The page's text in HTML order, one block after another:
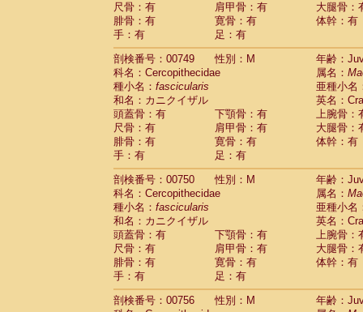
尺骨：有
肩甲骨：有
大腿骨：
腓骨：有
寛骨：有
体幹：有
手：有
足：有
剖検番号：00749
性別：M
年齢：
科名：Cercopithecidae
属名：
種小名： fascicularis
亜種小名
和名：カニクイザル
英名：
頭蓋骨：有
下顎骨：有
上腕骨：
尺骨：有
肩甲骨：有
大腿骨：
腓骨：有
寛骨：有
体幹：有
手：有
足：有
剖検番号：00750
性別：M
年齢：
科名：Cercopithecidae
属名：
種小名： fascicularis
亜種小名
和名：カニクイザル
英名：
頭蓋骨：有
下顎骨：有
上腕骨：
尺骨：有
肩甲骨：有
大腿骨：
腓骨：有
寛骨：有
体幹：有
手：有
足：有
剖検番号：00756
性別：M
年齢：